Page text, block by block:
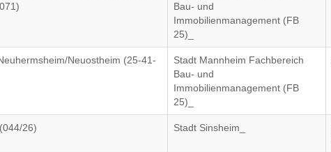
Bau- und
Immobilienmanagement (FB
25)_
Neuostheim (25-41-
Stadt Mannheim Fachbereich
Bau- und
Immobilienmanagement (FB
25)_
26) Stadt Sinsheim_